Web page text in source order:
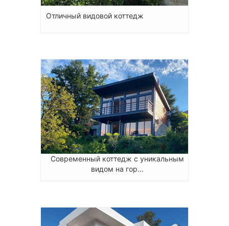
Отличный видовой коттедж
Современный коттедж с уникальным
видом на гор...